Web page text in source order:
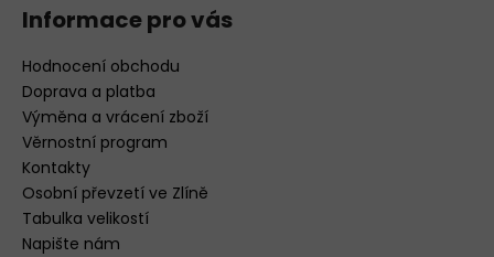
Informace pro vás
Hodnocení obchodu
Doprava a platba
Výměna a vrácení zboží
Věrnostní program
Kontakty
Osobní převzetí ve Zlíně
Tabulka velikostí
Napište nám